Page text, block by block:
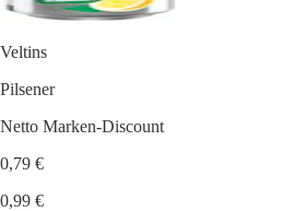
Veltins
Pilsener
Netto Marken-Discount
0,79 €
0,99 €